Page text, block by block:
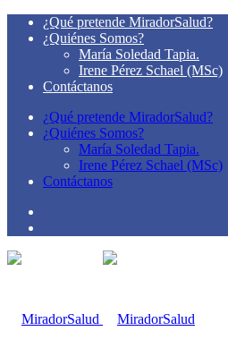
¿Qué pretende MiradorSalud?
¿Quiénes Somos?
María Soledad Tapia.
Irene Pérez Schael (MSc)
Contáctanos
¿Qué pretende MiradorSalud?
¿Quiénes Somos?
María Soledad Tapia.
Irene Pérez Schael (MSc)
Contáctanos